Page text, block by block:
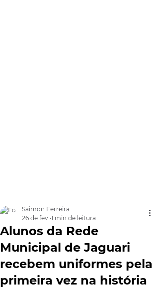
Alunos da Rede
Municipal de Jaguari
recebem uniformes pela
primeira vez na história
Saimon Ferreira
26 de fev. 1 min de leitura